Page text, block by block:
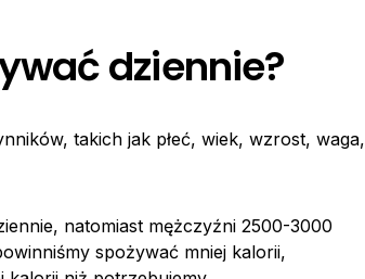
dziennie?
takich jak płeć, wiek, wzrost, waga,
natomiast mężczyźni 2500-3000
spożywać mniej kalorii,